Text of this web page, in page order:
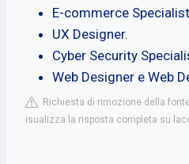
E-commerce
UX Designer.
Cyber Security
Web Designer e Web
Richiesta di rimozione della
isualizza la risposta completa su